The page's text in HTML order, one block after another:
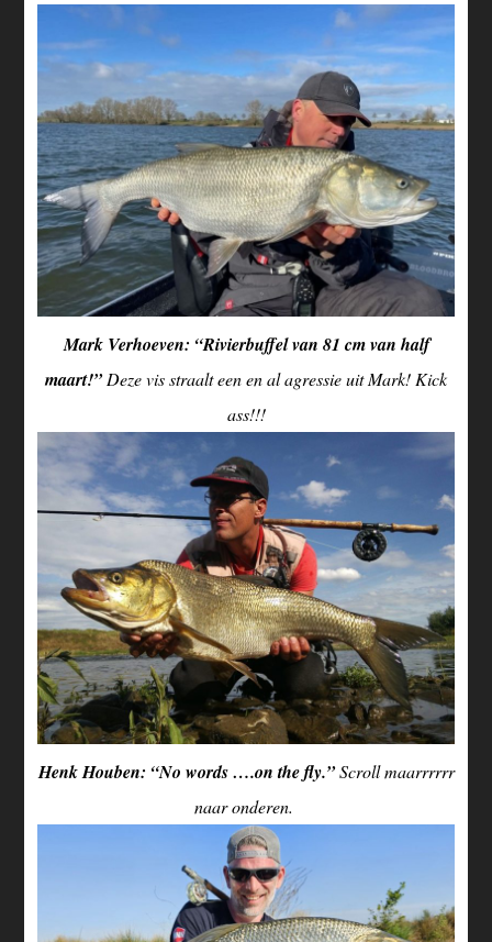
Mark Verhoeven: “Rivierbuffel van 81 cm van half
maart!”Deze vis straalt een en al agressie uit Mark! Kick
ass!!!
Henk Houben: “No words ….on the fly.”Scroll maarrrrrr
naar onderen.